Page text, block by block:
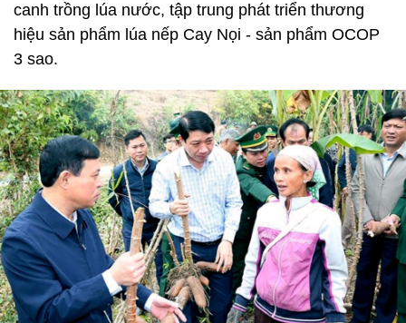
canh trồng lúa nước, tập trung phát triển thương
hiệu sản phẩm lúa nếp Cay Nọi - sản phẩm OCOP
3 sao.